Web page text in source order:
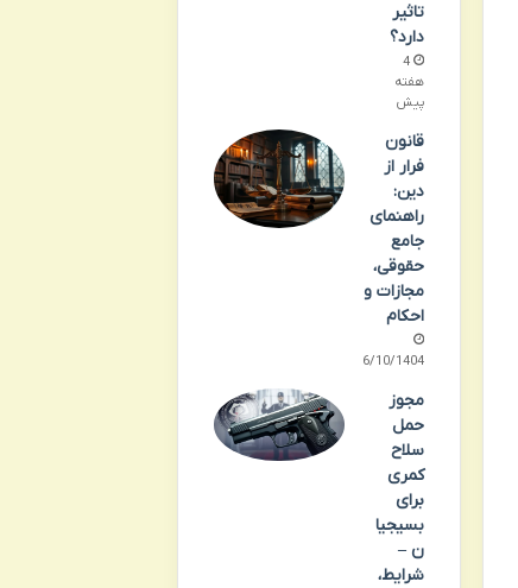
تاثیر
دارد؟
4
هفته
پیش
قانون
فرار از
دین:
راهنمای
جامع
حقوقی،
مجازات و
احکام
06/10/1404
مجوز
حمل
سلاح
کمری
برای
بسیجیا
ن –
شرایط،